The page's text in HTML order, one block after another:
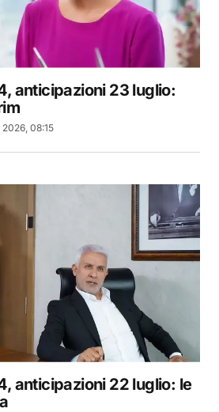
anticipazioni 23 luglio:
08:15
anticipazioni 22 luglio: le